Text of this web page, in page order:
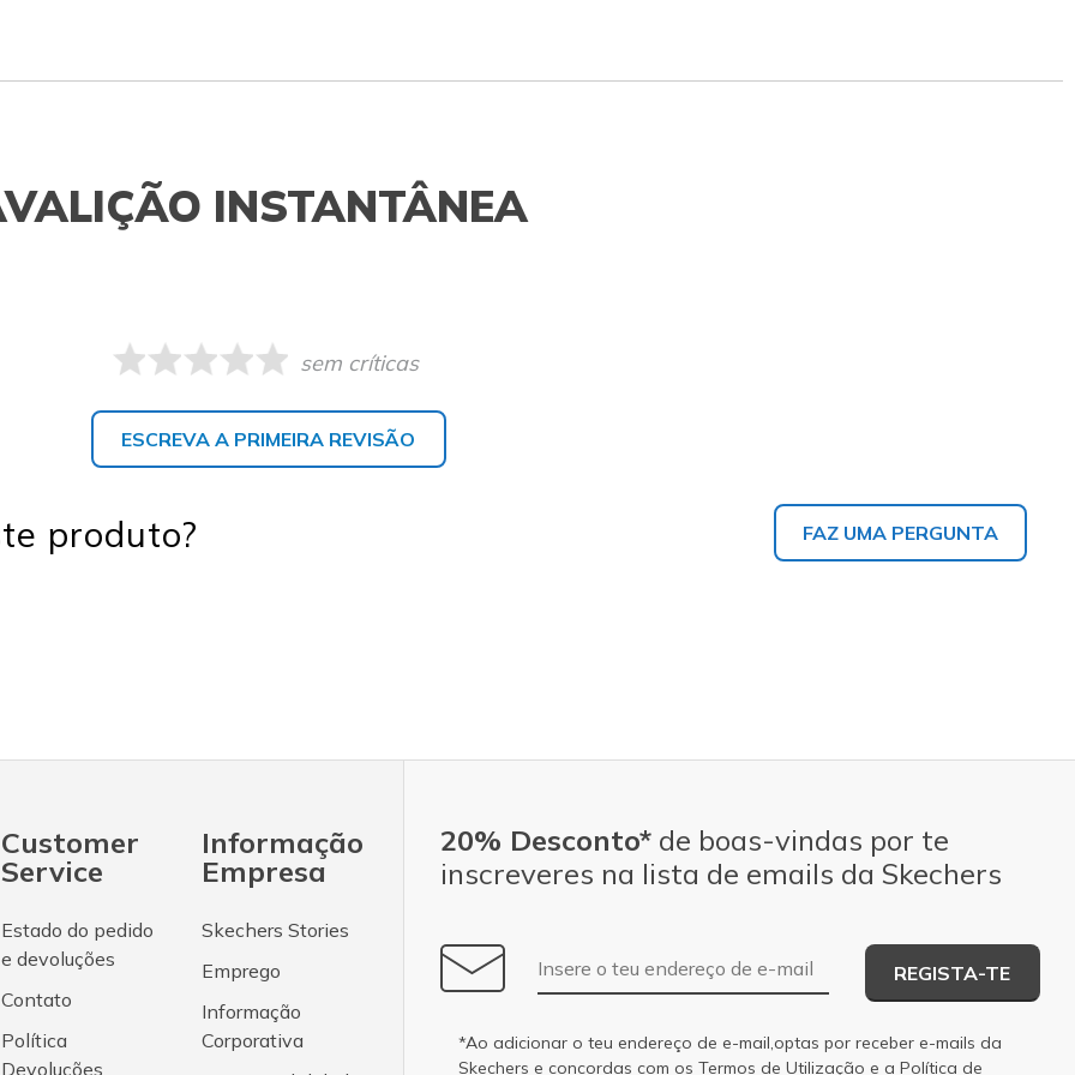
INSTANTÂNEA
sem críticas
ESCREVA A PRIMEIRA REVISÃO
produto? FAZ UMA PERGUNTA
Customer
Service
Estado do pedido
e devoluções
Contato
Política
Devoluções
Informação
Empresa
Skechers Stories
Emprego
Informação
Corporativa
20% Desconto* de boas-vindas por te
inscreveres na lista de emails da Skechers
Endereço de e-mail
REGISTA-TE
*Ao adicionar o teu endereço de e-mail,optas por receber e-mails da
Skechers e concordas com os Termos de Utilização e a Política de